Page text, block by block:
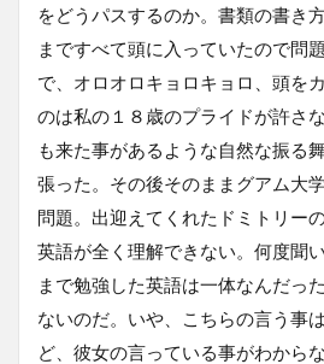
をどうパスするのか。書類の書き
まですべて頭に入っていたので問
で、オロオロキョロキョロ、頭を
のは私の１８歳のプライドが許さ
も来た事があるような自然な振る
張った。その後そのままグアム大
問題。出迎えてくれたドミトリー
英語が全く理解できない。何度聞
まで勉強した英語は一体なんだっ
ないのだ。いや、こちらの言う事
ど、彼女の言っている事がわから